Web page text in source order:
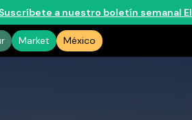
a nuestro boletín semanal
Market México